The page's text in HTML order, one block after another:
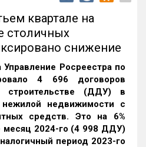
квартале на
столичных
снижение
Росреестра по
4 696 договоров
строительстве (ДДУ) в
недвижимости с
средств. Это на 6%
2024-го (4 998 ДДУ)
период 2023-го